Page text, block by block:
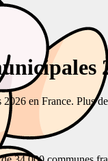
en France. Plus